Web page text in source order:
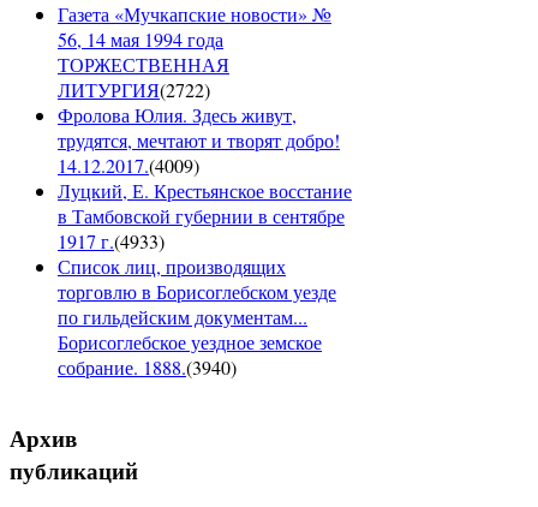
Газета «Мучкапские новости» №
56, 14 мая 1994 года
ТОРЖЕСТВЕННАЯ
ЛИТУРГИЯ(2722)
Фролова Юлия. Здесь живут,
трудятся, мечтают и творят добро!
14.12.2017.(4009)
Луцкий, Е. Крестьянское восстание
в Тамбовской губернии в сентябре
1917 г.(4933)
Список лиц, производящих
торговлю в Борисоглебском уезде
по гильдейским документам...
Борисоглебское уездное земское
собрание. 1888.(3940)
Архив
публикаций